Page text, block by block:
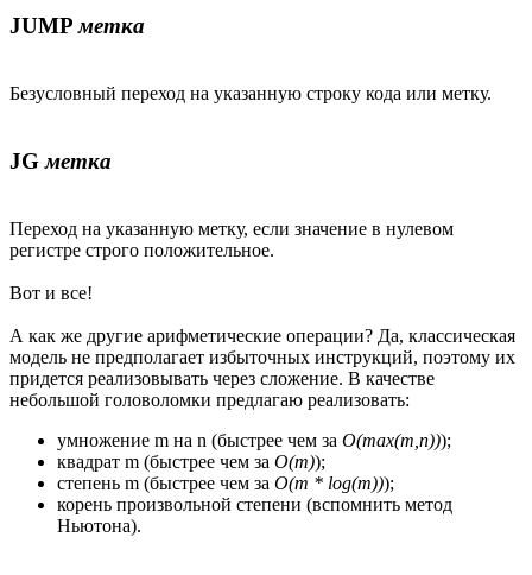
JUMPметка
Безусловный переход на указанную строку кода или метку.
JGметка
Переход на указанную метку, если значение в нулевом
регистре строго положительное.
Вот и все!
А как же другие арифметические операции? Да, классическая
модель не предполагает избыточных инструкций, поэтому их
придется реализовывать через сложение. В качестве
небольшой головоломки предлагаю реализовать:
умножение m на n (быстрее чем за O(max(m,n)));
квадрат m (быстрее чем за O(m));
степень m (быстрее чем за O(m * log(m)));
корень произвольной степени (вспомнить метод
Ньютона).